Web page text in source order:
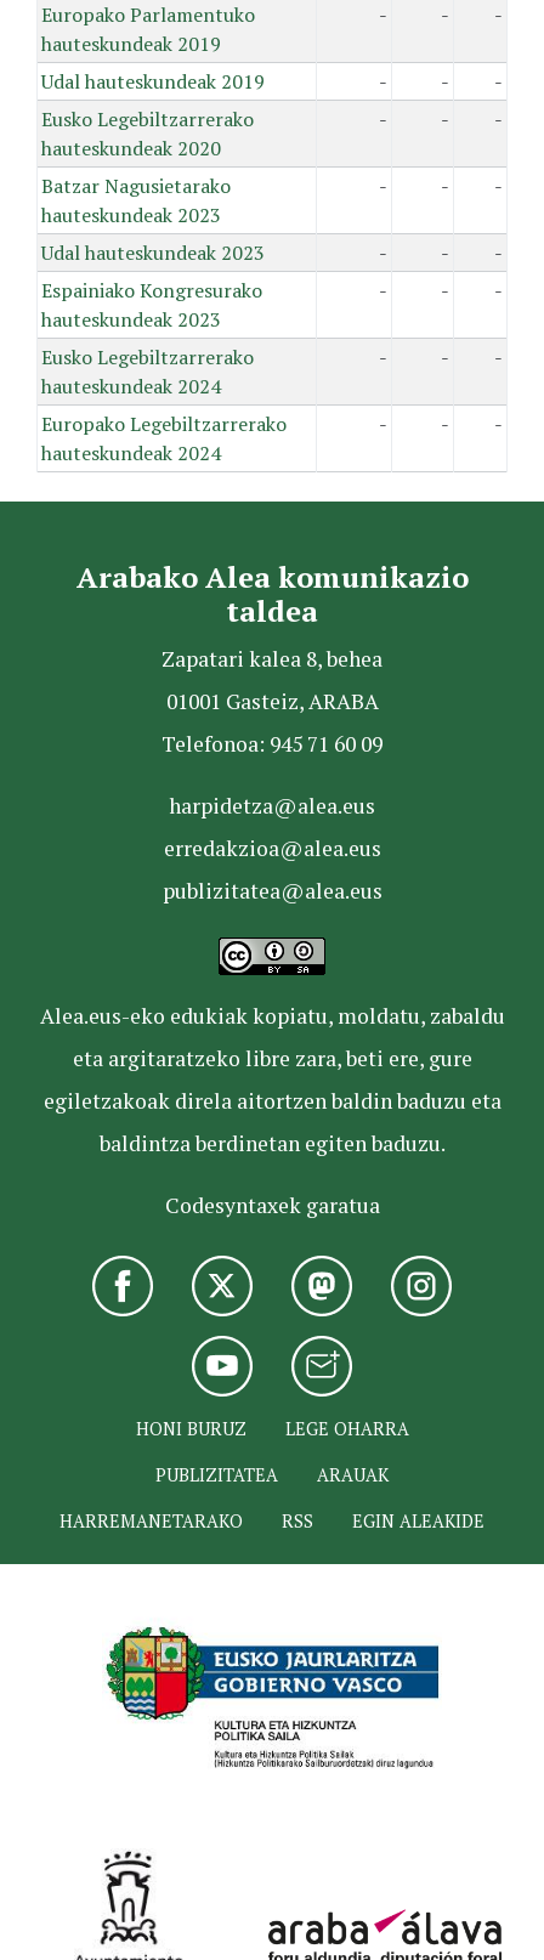
Europako Parlamentuko
hauteskundeak 2019
- - -
Udal hauteskundeak 2019 - -
-
Eusko Legebiltzarrerako
hauteskundeak 2020
- - -
Batzar Nagusietarako
hauteskundeak 2023
- - -
Udal hauteskundeak 2023 - -
-
Espainiako Kongresurako
hauteskundeak 2023
- - -
Eusko Legebiltzarrerako
hauteskundeak 2024
- - -
Europako Legebiltzarrerako
hauteskundeak 2024
- - -
Arabako Alea komunikazio
taldea
Zapatari kalea 8, behea
01001 Gasteiz, ARABA
Telefonoa: 945 71 60 09
harpidetza@alea.eus
erredakzioa@alea.eus
publizitatea@alea.eus
Alea.eus-eko edukiak kopiatu, moldatu, zabaldu
eta argitaratzeko libre zara, beti ere, gure
egiletzakoak direla aitortzen baldin baduzu eta
baldintza berdinetan egiten baduzu.
Codesyntaxek garatua
HONI BURUZ
LEGE OHARRA
PUBLIZITATEA
ARAUAK
HARREMANETARAKO
RSS EGIN ALEAKIDE